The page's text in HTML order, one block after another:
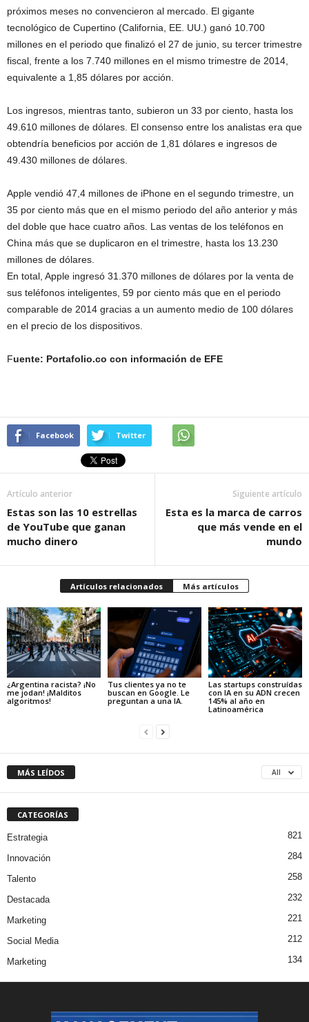
próximos meses no convencieron al mercado. El gigante
tecnológico de Cupertino (California, EE. UU.) ganó 10.700
millones en el periodo que finalizó el 27 de junio, su tercer trimestre
fiscal, frente a los 7.740 millones en el mismo trimestre de 2014,
equivalente a 1,85 dólares por acción.
Los ingresos, mientras tanto, subieron un 33 por ciento, hasta los
49.610 millones de dólares. El consenso entre los analistas era que
obtendría beneficios por acción de 1,81 dólares e ingresos de
49.430 millones de dólares.
Apple vendió 47,4 millones de iPhone en el segundo trimestre, un
35 por ciento más que en el mismo periodo del año anterior y más
del doble que hace cuatro años. Las ventas de los teléfonos en
China más que se duplicaron en el trimestre, hasta los 13.230
millones de dólares.
En total, Apple ingresó 31.370 millones de dólares por la venta de
sus teléfonos inteligentes, 59 por ciento más que en el periodo
comparable de 2014 gracias a un aumento medio de 100 dólares
en el precio de los dispositivos.
Fuente: Portafolio.co con información de EFE
Facebook Twitter
Artículo anterior
Estas son las 10 estrellas
de YouTube que ganan
mucho dinero
Siguiente artículo
Esta es la marca de carros
que más vende en el
mundo
Artículos relacionados Más artículos
¿Argentina racista? ¡No
me jodan! ¡Malditos
algoritmos!
Tus clientes ya no te
buscan en Google. Le
preguntan a una IA.
Las startups construídas
con IA en su ADN crecen
145% al año en
Latinoamérica
MÁS LEÍDOS All
CATEGORÍAS
Estrategia 821
Innovación 284
Talento 258
Destacada 232
Marketing 221
Social Media 212
Marketing 134